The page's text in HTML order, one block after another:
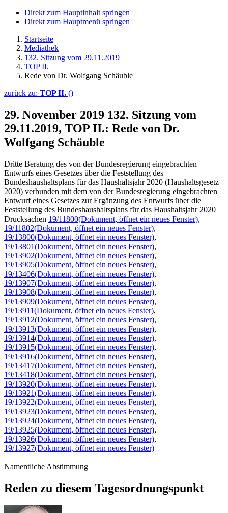
Direkt zum Hauptinhalt springen
Direkt zum Hauptmenü springen
Startseite
Mediathek
132. Sitzung vom 29.11.2019
TOP II.
Rede von Dr. Wolfgang Schäuble
zurück zu: TOP II. ()
29. November 2019 132. Sitzung vom
29.11.2019, TOP II.: Rede von Dr.
Wolfgang Schäuble
Dritte Beratung des von der Bundesregierung eingebrachten
Entwurfs eines Gesetzes über die Feststellung des
Bundeshaushaltsplans für das Haushaltsjahr 2020 (Haushaltsgesetz
2020) verbunden mit dem von der Bundesregierung eingebrachten
Entwurf eines Gesetzes zur Ergänzung des Entwurfs über die
Feststellung des Bundeshaushaltsplans für das Haushaltsjahr 2020
Drucksachen 19/11800(Dokument, öffnet ein neues Fenster),
19/11802(Dokument, öffnet ein neues Fenster),
19/13800(Dokument, öffnet ein neues Fenster),
19/13801(Dokument, öffnet ein neues Fenster),
19/13902(Dokument, öffnet ein neues Fenster),
19/13905(Dokument, öffnet ein neues Fenster),
19/13406(Dokument, öffnet ein neues Fenster),
19/13907(Dokument, öffnet ein neues Fenster),
19/13908(Dokument, öffnet ein neues Fenster),
19/13909(Dokument, öffnet ein neues Fenster),
19/13911(Dokument, öffnet ein neues Fenster),
19/13912(Dokument, öffnet ein neues Fenster),
19/13913(Dokument, öffnet ein neues Fenster),
19/13914(Dokument, öffnet ein neues Fenster),
19/13915(Dokument, öffnet ein neues Fenster),
19/13916(Dokument, öffnet ein neues Fenster),
19/13417(Dokument, öffnet ein neues Fenster),
19/13418(Dokument, öffnet ein neues Fenster),
19/13920(Dokument, öffnet ein neues Fenster),
19/13921(Dokument, öffnet ein neues Fenster),
19/13922(Dokument, öffnet ein neues Fenster),
19/13923(Dokument, öffnet ein neues Fenster),
19/13924(Dokument, öffnet ein neues Fenster),
19/13925(Dokument, öffnet ein neues Fenster),
19/13926(Dokument, öffnet ein neues Fenster),
19/13927(Dokument, öffnet ein neues Fenster)
Namentliche Abstimmung
Reden zu diesem Tagesordnungspunkt